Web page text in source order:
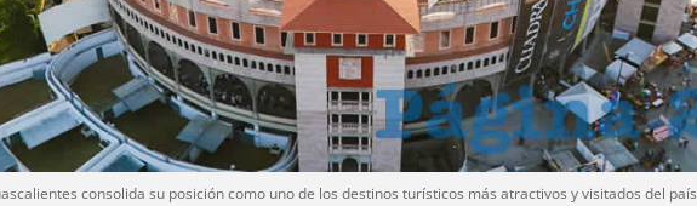
consolida su posición como uno de los destinos turísticos más atractivos y visitados del país